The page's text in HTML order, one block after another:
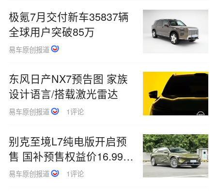
极氪7月交付新车35837辆
全球用户突破85万
易车原创报道
东风日产NX7预告图 家族
设计语言/搭载激光雷达
易车原创报道 1评论
别克至境L7纯电版开启预
售 国补预售权益价16.99万
元起
易车原创报道 1评论